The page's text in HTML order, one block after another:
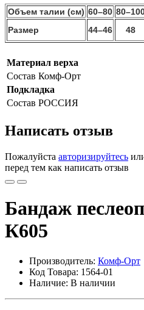
Объем талии (см) 60–80
Размер
44–46 48
Материал верха
Состав Комф-Орт
Подкладка
Состав РОССИЯ
Написать отзыв
Пожалуйста авторизируйтесь
перед тем как написать отзыв
Бандаж
К605
Производитель: Комф-Орт
Код Товара: 1564-01
Наличие: В наличии